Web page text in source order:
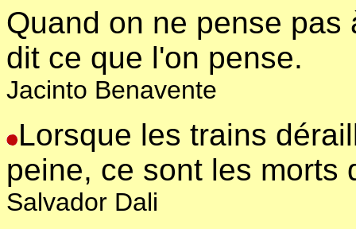
Quand on ne pense
dit ce que l'on pense.
Jacinto Benavente
Lorsque les trains
peine, ce sont les morts
Salvador Dali